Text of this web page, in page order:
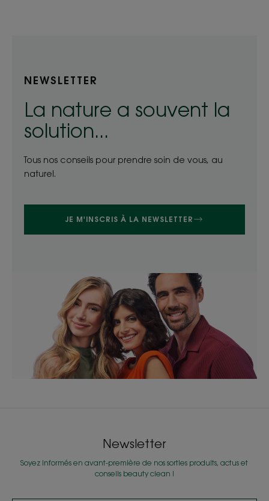
NEWSLETTER
La nature a souvent la
solution...
Tous nos conseils pour prendre soin de vous, au
naturel.
JE M'INSCRIS À LA NEWSLETTER
Newsletter
Soyez informés en avant-première de nos sorties produits, actus et
conseils beauty clean !